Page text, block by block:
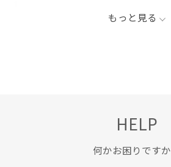
もっと見る
HELP
何かお困りです